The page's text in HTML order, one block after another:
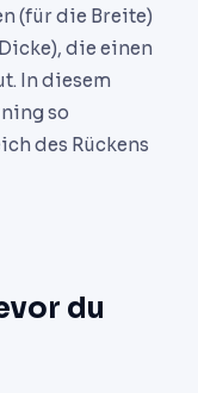
(für die Breite)
die einen
In diesem
so
des Rückens
du